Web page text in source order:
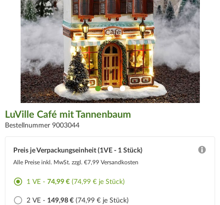
LuVille Café mit Tannenbaum
Bestellnummer 9003044
Preis je Verpackungseinheit (1VE - 1 Stück)
Alle Preise inkl. MwSt. zzgl. €7,99 Versandkosten
1 VE - 74,99 € (74,99 € je Stück)
2 VE - 149,98 € (74,99 € je Stück)